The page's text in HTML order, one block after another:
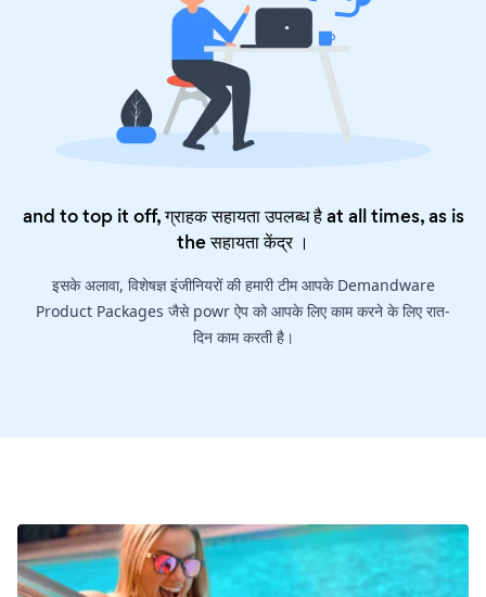
and to top it off, ग्राहक सहायता उपलब्ध है at all times, as is
theसहायता केंद्र।
इसके अलावा, विशेषज्ञ इंजीनियरों की हमारी टीम आपके Demandware
Product Packages जैसे powr ऐप को आपके लिए काम करने के लिए रात-
दिन काम करती है।